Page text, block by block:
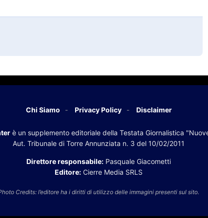
Chi Siamo Privacy Policy Disclaimer
è un supplemento editoriale della Testata Giornalistica
Aut. Tribunale di Torre Annunziata n. 3 del 10/02/2011
Direttore responsabile: Pasquale Giacometti
Editore: Cierre Media SRLS
Credits: l’editore ha i diritti di utilizzo delle immagini presenti sul sito.